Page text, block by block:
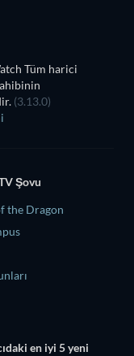
Tüm harici
(3.13.0)
Şovu
the Dragon
en iyi 5 yeni